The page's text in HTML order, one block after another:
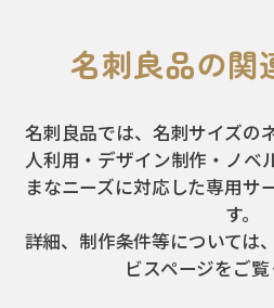
名刺良品の関
名刺良品では、名刺サイズの
人利用・デザイン制作・ノベ
まなニーズに対応した専用サ
す。
詳細、制作条件等については
ビスページをご覧